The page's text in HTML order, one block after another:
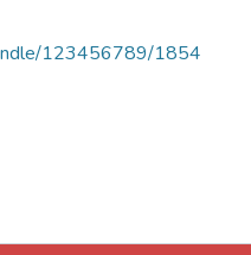
123456789/1854